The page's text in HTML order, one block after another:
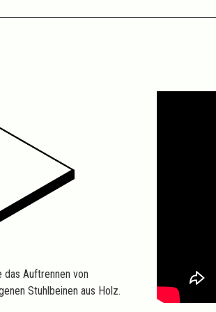
das Auftrennen von
Stuhlbeinen aus Holz.